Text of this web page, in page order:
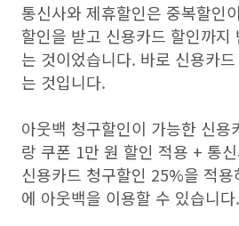
통신사와 제휴할인은 중복할인
할인을 받고 신용카드 할인까지
는 것이었습니다. 바로 신용카
는 것입니다.
아웃백 청구할인이 가능한 신용
랑 쿠폰 1만 원 할인 적용 + 통
신용카드 청구할인 25%을 적
에 아웃백을 이용할 수 있습니다.